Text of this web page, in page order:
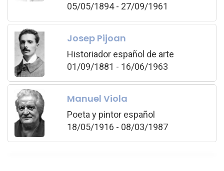
05/05/1894 - 27/09/1961
Josep Pijoan
Historiador español de arte
01/09/1881 - 16/06/1963
Manuel Viola
Poeta y pintor español
18/05/1916 - 08/03/1987